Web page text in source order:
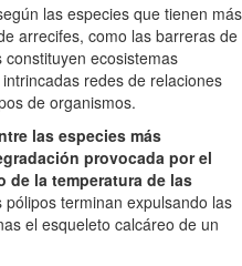
las especies que tienen más
arrecifes, como las barreras de
ecosistemas
redes de relaciones
de organismos.
las especies más
provocada por el
de la temperatura de las
terminan expulsando las
el esqueleto calcáreo de un